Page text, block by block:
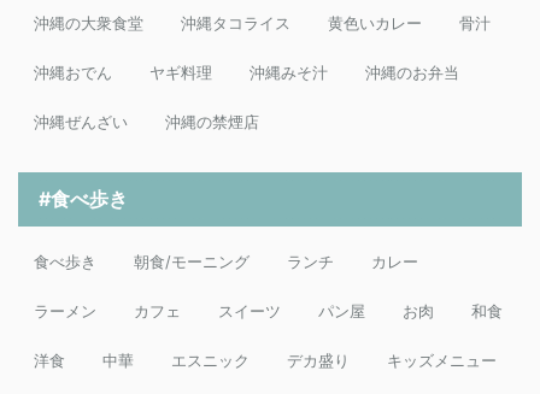
沖縄の大衆食堂 沖縄タコライス 黄色いカレー 骨汁
沖縄おでん ヤギ料理 沖縄みそ汁 沖縄のお弁当
沖縄ぜんざい 沖縄の禁煙店
#食べ歩き
食べ歩き 朝食/モーニング ランチ カレー
ラーメン カフェ スイーツ パン屋 お肉 和食
洋食 中華 エスニック デカ盛り キッズメニュー